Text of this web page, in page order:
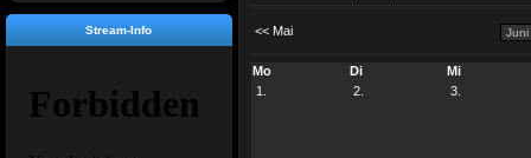
Stream-Info << Mai
Mo Di
Mi
1.
2. 3.